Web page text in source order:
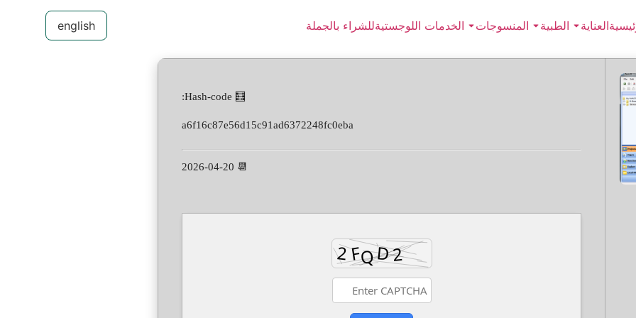
العناية الطبية المنسوجات الخدمات اللوجستيةللشراء بالجملة english
🧮 Hash-code:
a6f16c87e56d15c91ad6372248fc0eba
📆 2026-04-20